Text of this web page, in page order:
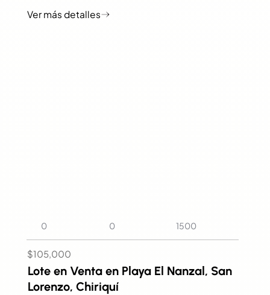
0 0 1500
$105,000
Lote en Venta en Playa El Nanzal, San
Lorenzo, Chiriquí